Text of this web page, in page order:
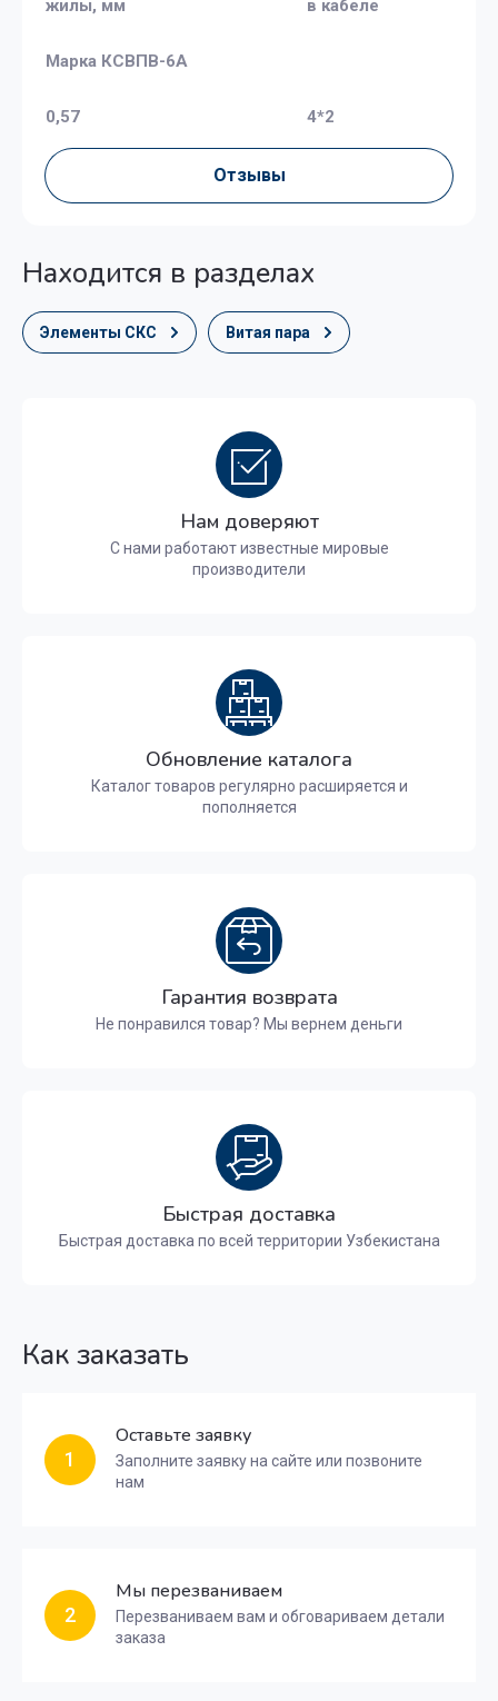
жилы, мм в кабеле
Марка КСВПВ-6А
0,57 4*2
Отзывы
Находится в разделах
Элементы СКС Витая пара
Нам доверяют
С нами работают известные мировые
производители
Обновление каталога
Каталог товаров регулярно расширяется и
пополняется
Гарантия возврата
Не понравился товар? Мы вернем деньги
Быстрая доставка
Быстрая доставка по всей территории Узбекистана
Как заказать
1
Оставьте заявку
Заполните заявку на сайте или позвоните
нам
2
Мы перезваниваем
Перезваниваем вам и обговариваем детали
заказа